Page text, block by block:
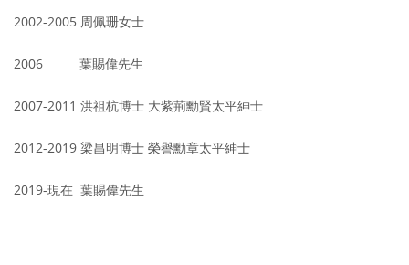
2002-2005 周佩珊女士
2006 葉賜偉先生
2007-2011 洪祖杭博士 大紫荊勳賢太平紳士
2012-2019 梁昌明博士 榮譽勳章太平紳士
2019-現在 葉賜偉先生